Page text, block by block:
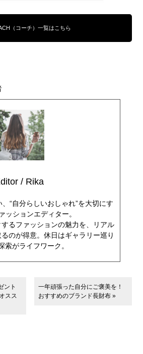
（コーチ）一覧はこちら
/ Rika
“自分らしいおしゃれ”を大切にす
ッションエディター。
るファッションの魅力を、リアル
のが得意。休日はギャラリー巡り
索がライフワーク。
ント
スス
一年頑張った自分にご褒美を！
おすすめのブランド長財布 »